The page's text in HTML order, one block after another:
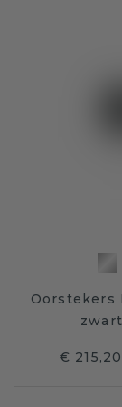
Oorstekers
€ 215,20